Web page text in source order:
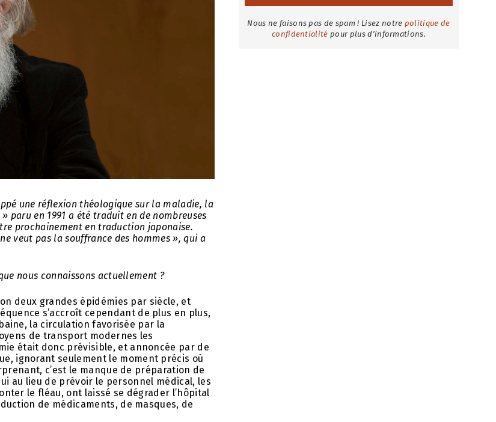
une réflexion théologique sur la maladie, la
paru en 1991 a été traduit en de nombreuses
prochainement en traduction japonaise.
veut pas la souffrance des hommes », qui a
nous connaissons actuellement ?
deux grandes épidémies par siècle, et
s’accroît cependant de plus en plus,
la circulation favorisée par la
de transport modernes les
était donc prévisible, et annoncée par de
ignorant seulement le moment précis où
c’est le manque de préparation de
au lieu de prévoir le personnel médical, les
le fléau, ont laissé se dégrader l’hôpital
de médicaments, de masques, de
Nous ne faisons pas de spam ! Lisez notre politique de
confidentialité pour plus d'informations.